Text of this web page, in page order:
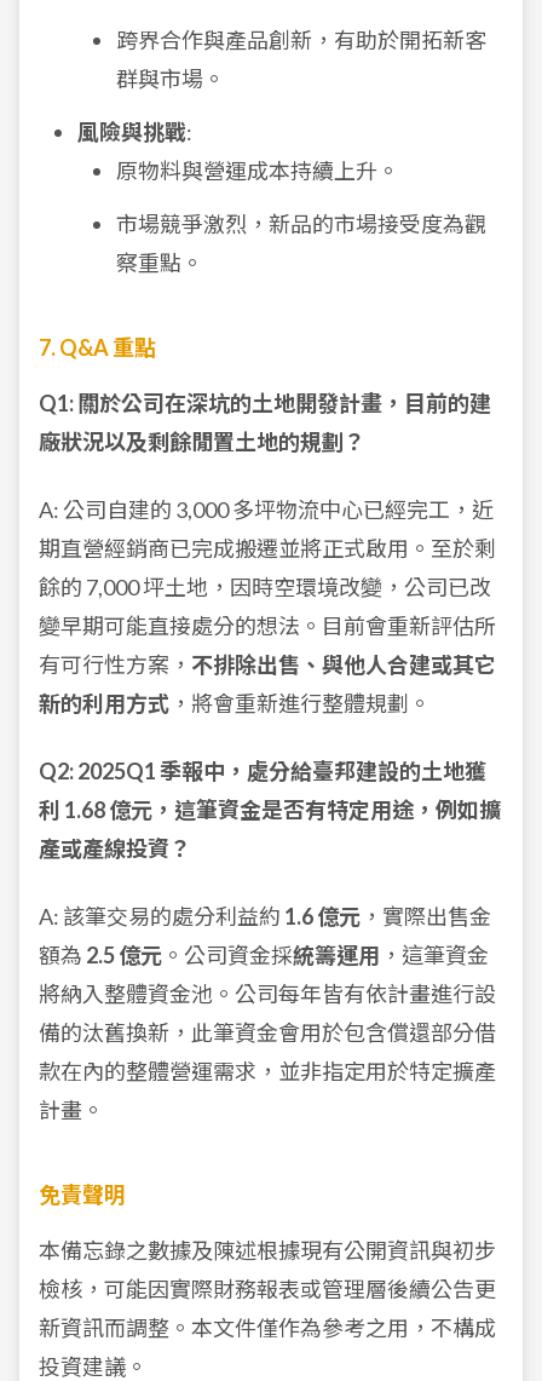
跨界合作與產品創新，有助於開拓新客
群與市場。
風險與挑戰:
原物料與營運成本持續上升。
市場競爭激烈，新品的市場接受度為觀
察重點。
7. Q&A 重點
Q1: 關於公司在深坑的土地開發計畫，目前的建
廠狀況以及剩餘閒置土地的規劃？
A: 公司自建的 3,000 多坪物流中心已經完工，近
期直營經銷商已完成搬遷並將正式啟用。至於剩
餘的 7,000 坪土地，因時空環境改變，公司已改
變早期可能直接處分的想法。目前會重新評估所
有可行性方案， 不排除出售、與他人合建或其它
新的利用方式 ，將會重新進行整體規劃。
Q2: 2025Q1 季報中，處分給臺邦建設的土地獲
利 1.68 億元，這筆資金是否有特定用途，例如擴
產或產線投資？
A: 該筆交易的處分利益約 1.6 億元 ，實際出售金
額為 2.5 億元 。公司資金採統籌運用 ，這筆資金
將納入整體資金池。公司每年皆有依計畫進行設
備的汰舊換新，此筆資金會用於包含償還部分借
款在內的整體營運需求，並非指定用於特定擴產
計畫。
免責聲明
本備忘錄之數據及陳述根據現有公開資訊與初步
檢核，可能因實際財務報表或管理層後續公告更
新資訊而調整。本文件僅作為參考之用，不構成
投資建議。